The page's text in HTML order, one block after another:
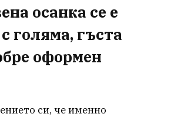
осанка се е
голяма, гъста
оформен
си, че именно